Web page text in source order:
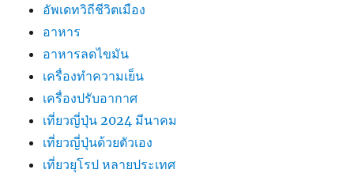
อัพเดทวิถีชีวิตเมือง
อาหาร
อาหารลดไขมัน
เครื่องทำความเย็น
เครื่องปรับอากาศ
เที่ยวญี่ปุ่น 2024 มีนาคม
เที่ยวญี่ปุ่นด้วยตัวเอง
เที่ยวยุโรป หลายประเทศ